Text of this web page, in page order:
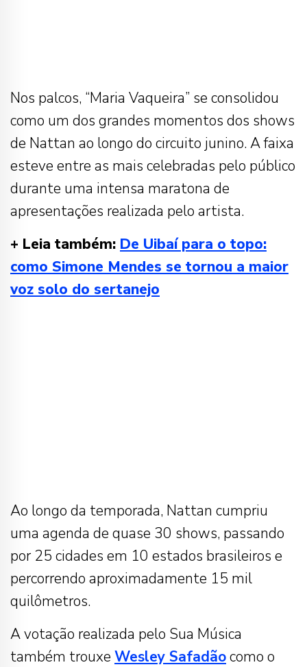
Nos palcos, “Maria Vaqueira” se consolidou
como um dos grandes momentos dos shows
de Nattan ao longo do circuito junino. A faixa
esteve entre as mais celebradas pelo público
durante uma intensa maratona de
apresentações realizada pelo artista.
+ Leia também: De Uibaí para o topo:
como Simone Mendes se tornou a maior
voz solo do sertanejo
Ao longo da temporada, Nattan cumpriu
uma agenda de quase 30 shows, passando
por 25 cidades em 10 estados brasileiros e
percorrendo aproximadamente 15 mil
quilômetros.
A votação realizada pelo Sua Música
também trouxe Wesley Safadãocomo o